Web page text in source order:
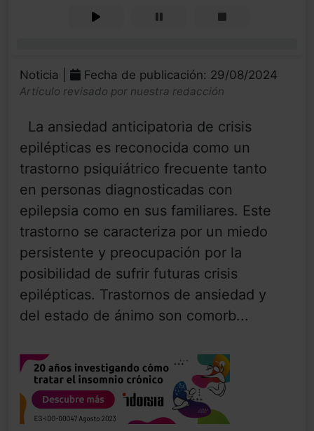
Noticia | Fecha de publicación: 29/08/2024
Artículo revisado por nuestra redacción
La ansiedad anticipatoria de crisis
epilépticas es reconocida como un
trastorno psiquiátrico frecuente tanto
en personas diagnosticadas con
epilepsia como en sus familiares. Este
trastorno se caracteriza por un miedo
persistente y preocupación por la
posibilidad de sufrir futuras crisis
epilépticas. Trastornos de ansiedad y
del estado de ánimo son comorb...